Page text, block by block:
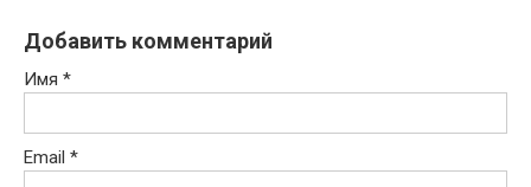
Добавить комментарий
Имя *
Email *